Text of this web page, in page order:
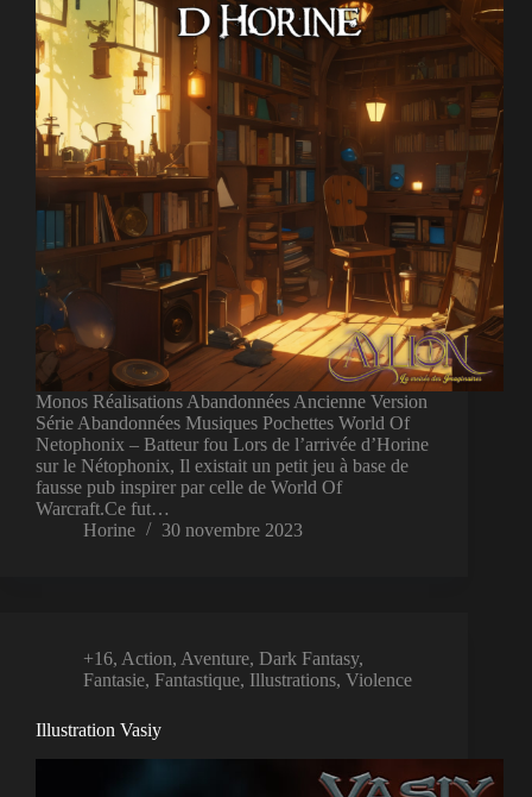
Monos Réalisations Abandonnées Ancienne Version
Série Abandonnées Musiques Pochettes World Of
Netophonix – Batteur fou Lors de l’arrivée d’Horine
sur le Nétophonix, Il existait un petit jeu à base de
fausse pub inspirer par celle de World Of
Warcraft.Ce fut…
Horine
30 novembre 2023
+16, Action, Aventure, Dark Fantasy,
Fantasie, Fantastique, Illustrations, Violence
Illustration Vasiy